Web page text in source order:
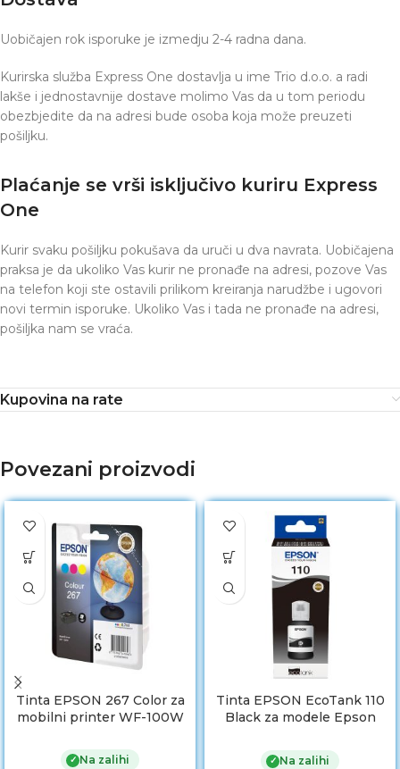
Uobičajen rok isporuke je izmedju 2-4 radna dana.
Kurirska služba Express One dostavlja u ime Trio d.o.o. a radi
lakše i jednostavnije dostave molimo Vas da u tom periodu
obezbjedite da na adresi bude osoba koja može preuzeti
pošiljku.
Plaćanje se vrši isključivo kuriru Express
One
Kurir svaku pošiljku pokušava da uruči u dva navrata. Uobičajena
praksa je da ukoliko Vas kurir ne pronađe na adresi, pozove Vas
na telefon koji ste ostavili prilikom kreiranja narudžbe i ugovori
novi termin isporuke. Ukoliko Vas i tada ne pronađe na adresi,
pošiljka nam se vraća.
Kupovina na rate
Povezani proizvodi
Tinta EPSON 267 Color za
mobilni printer WF-100W
✓ Na zalihi
Tinta EPSON EcoTank 110
Black za modele Epson
/M1180
✓ Na zalihi